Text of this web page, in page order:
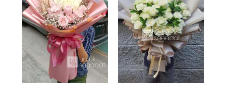
Rp850.000.
Rp699.000.